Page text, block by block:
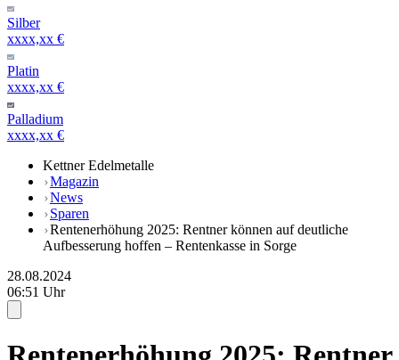
Silber
xxxx,xx €
Platin
xxxx,xx €
Palladium
xxxx,xx €
Kettner Edelmetalle
Magazin
News
Sparen
Rentenerhöhung 2025: Rentner können auf deutliche
Aufbesserung hoffen – Rentenkasse in Sorge
28.08.2024
06:51 Uhr